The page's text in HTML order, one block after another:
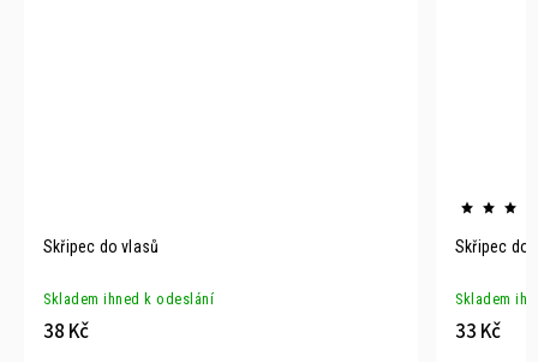
Skřipec do vlasů
Skladem ihned k odeslání
38 Kč
Skřipec do
Skladem
33 Kč